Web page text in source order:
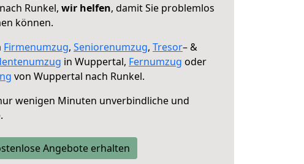
Runkel, wir helfen, damit Sie problemlos
können.
Firmenumzug, Seniorenumzug, Tresor– &
in Wuppertal, Fernumzug oder
von Wuppertal nach Runkel.
wenigen Minuten unverbindliche und
Angebote erhalten